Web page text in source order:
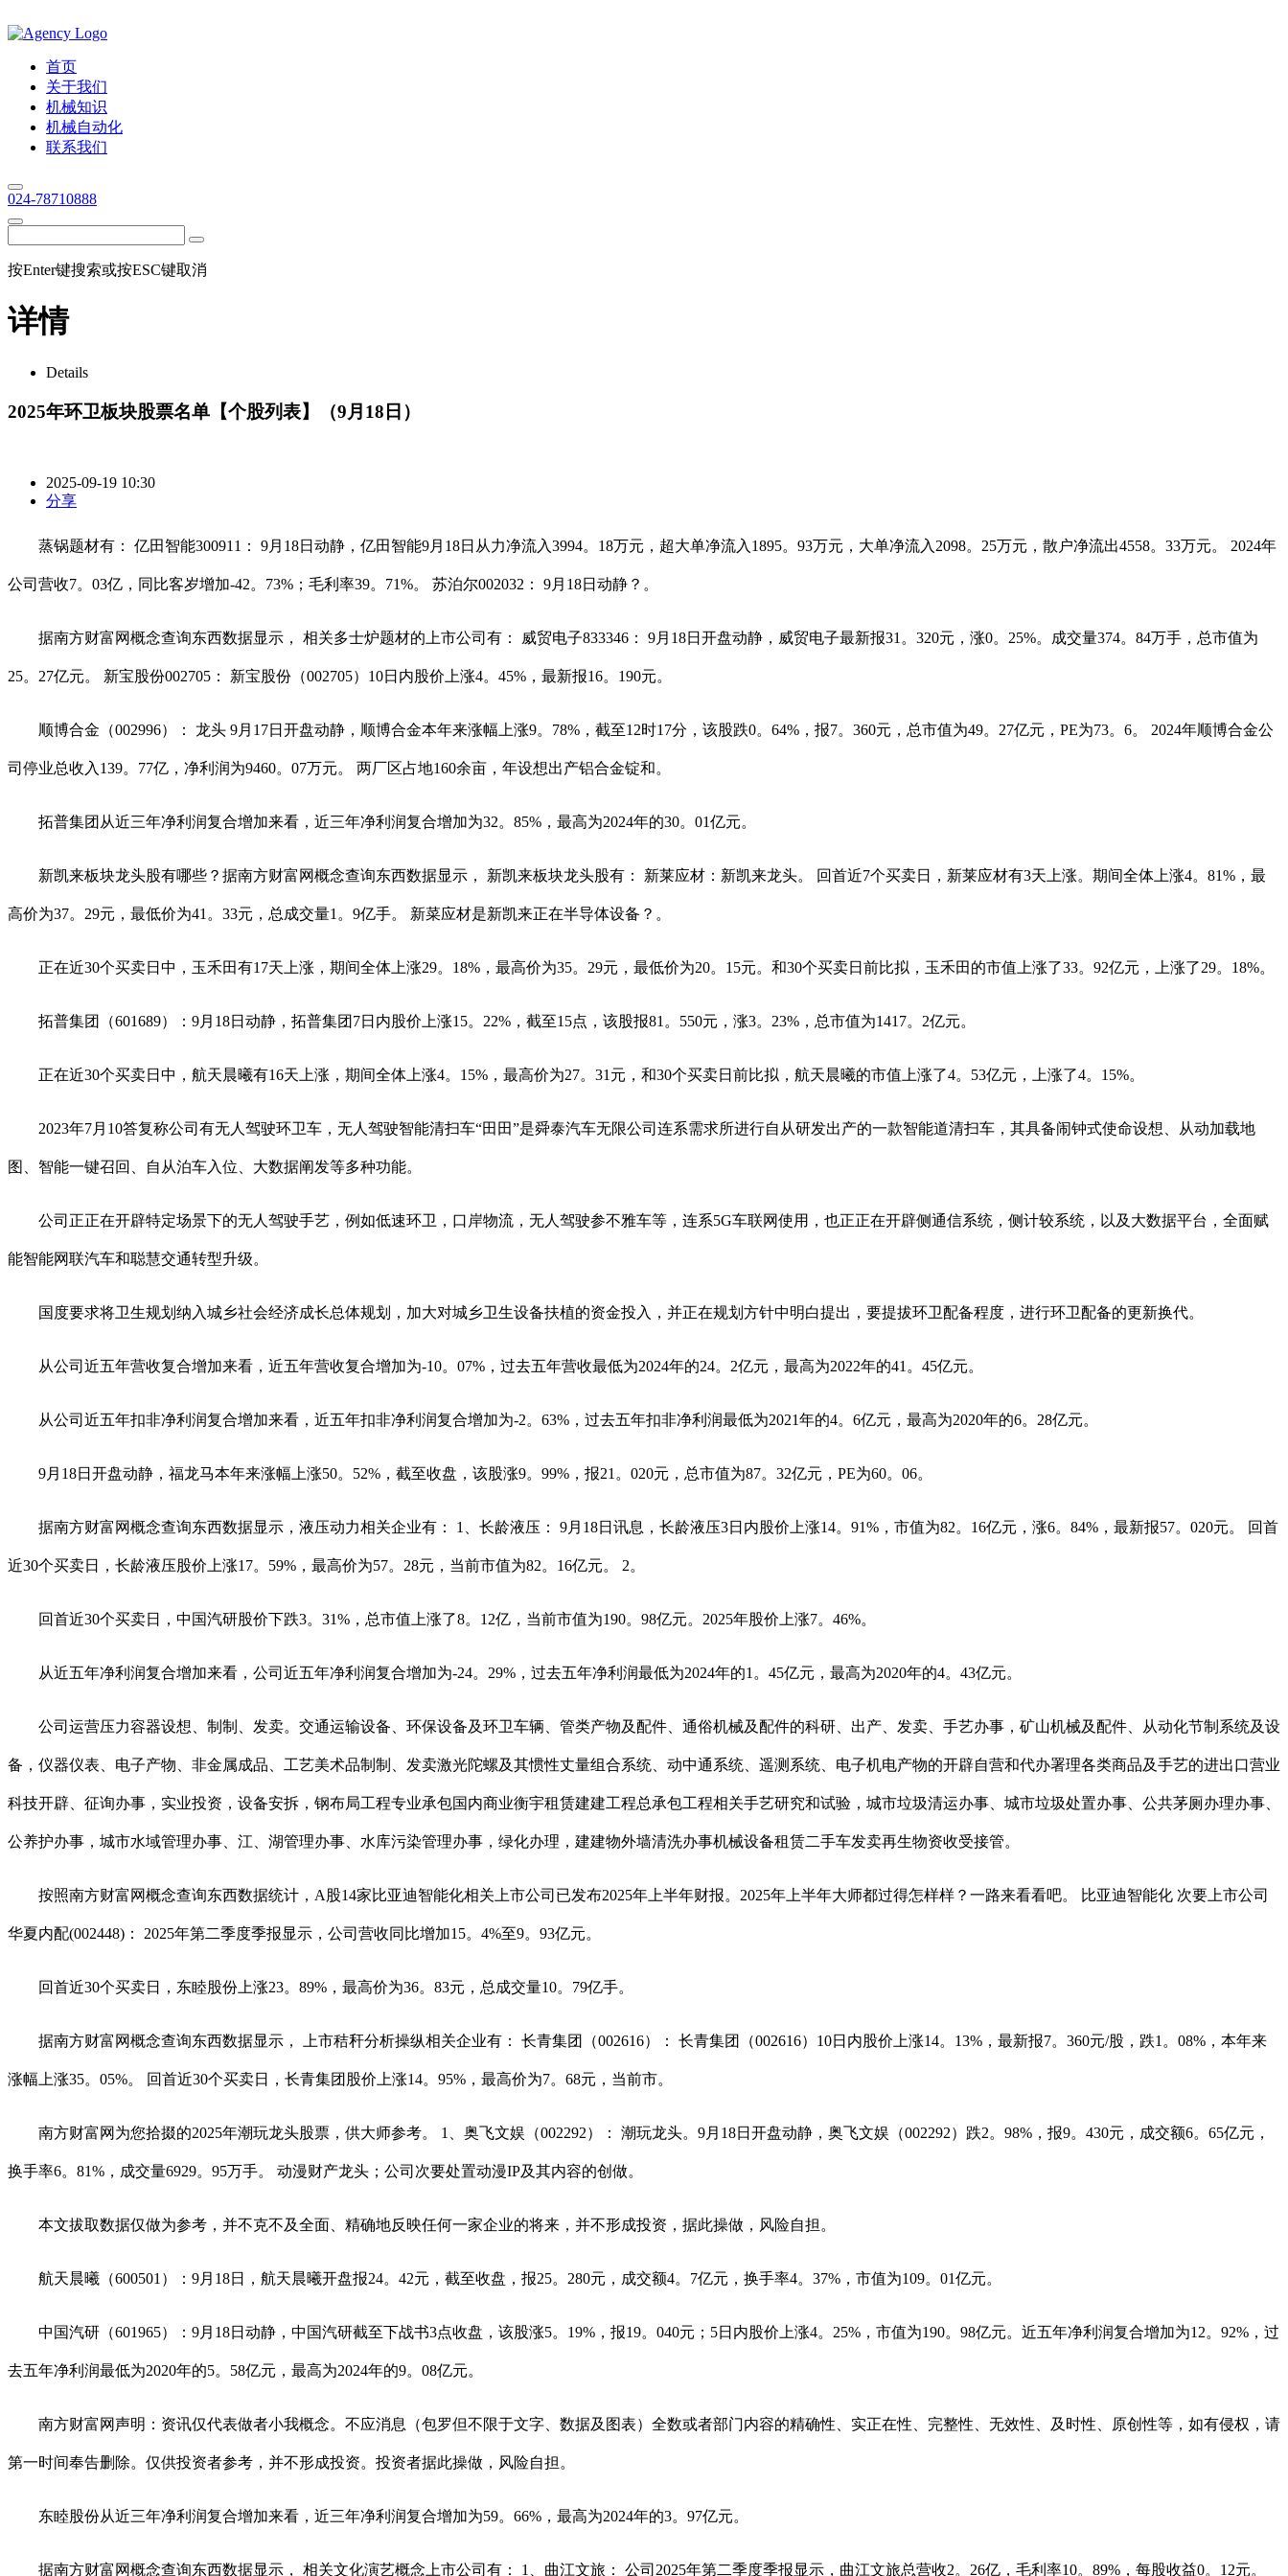
首页
关于我们
机械知识
机械自动化
联系我们
024-78710888
按Enter键搜索或按ESC键取消
详情
Details
2025年环卫板块股票名单【个股列表】（9月18日）
2025-09-19 10:30
分享
蒸锅题材有： 亿田智能300911： 9月18日动静，亿田智能9月18日从力净流入3994。18万元，超大单净流入1895。93万元，大单净流入2098。25万元，散户净流出4558。33万元。 2024年
公司营收7。03亿，同比客岁增加-42。73%；毛利率39。71%。 苏泊尔002032： 9月18日动静？。
据南方财富网概念查询东西数据显示， 相关多士炉题材的上市公司有： 威贸电子833346： 9月18日开盘动静，威贸电子最新报31。320元，涨0。25%。成交量374。84万手，总市值为
25。27亿元。 新宝股份002705： 新宝股份（002705）10日内股价上涨4。45%，最新报16。190元。
顺博合金（002996）： 龙头 9月17日开盘动静，顺博合金本年来涨幅上涨9。78%，截至12时17分，该股跌0。64%，报7。360元，总市值为49。27亿元，PE为73。6。 2024年顺博合金公
司停业总收入139。77亿，净利润为9460。07万元。 两厂区占地160余亩，年设想出产铝合金锭和。
拓普集团从近三年净利润复合增加来看，近三年净利润复合增加为32。85%，最高为2024年的30。01亿元。
新凯来板块龙头股有哪些？据南方财富网概念查询东西数据显示， 新凯来板块龙头股有： 新莱应材：新凯来龙头。 回首近7个买卖日，新莱应材有3天上涨。期间全体上涨4。81%，最
高价为37。29元，最低价为41。33元，总成交量1。9亿手。 新菜应材是新凯来正在半导体设备？。
正在近30个买卖日中，玉禾田有17天上涨，期间全体上涨29。18%，最高价为35。29元，最低价为20。15元。和30个买卖日前比拟，玉禾田的市值上涨了33。92亿元，上涨了29。18%。
拓普集团（601689）：9月18日动静，拓普集团7日内股价上涨15。22%，截至15点，该股报81。550元，涨3。23%，总市值为1417。2亿元。
正在近30个买卖日中，航天晨曦有16天上涨，期间全体上涨4。15%，最高价为27。31元，和30个买卖日前比拟，航天晨曦的市值上涨了4。53亿元，上涨了4。15%。
2023年7月10答复称公司有无人驾驶环卫车，无人驾驶智能清扫车“田田”是舜泰汽车无限公司连系需求所进行自从研发出产的一款智能道清扫车，其具备闹钟式使命设想、从动加载地
图、智能一键召回、自从泊车入位、大数据阐发等多种功能。
公司正正在开辟特定场景下的无人驾驶手艺，例如低速环卫，口岸物流，无人驾驶参不雅车等，连系5G车联网使用，也正正在开辟侧通信系统，侧计较系统，以及大数据平台，全面赋
能智能网联汽车和聪慧交通转型升级。
国度要求将卫生规划纳入城乡社会经济成长总体规划，加大对城乡卫生设备扶植的资金投入，并正在规划方针中明白提出，要提拔环卫配备程度，进行环卫配备的更新换代。
从公司近五年营收复合增加来看，近五年营收复合增加为-10。07%，过去五年营收最低为2024年的24。2亿元，最高为2022年的41。45亿元。
从公司近五年扣非净利润复合增加来看，近五年扣非净利润复合增加为-2。63%，过去五年扣非净利润最低为2021年的4。6亿元，最高为2020年的6。28亿元。
9月18日开盘动静，福龙马本年来涨幅上涨50。52%，截至收盘，该股涨9。99%，报21。020元，总市值为87。32亿元，PE为60。06。
据南方财富网概念查询东西数据显示，液压动力相关企业有： 1、长龄液压： 9月18日讯息，长龄液压3日内股价上涨14。91%，市值为82。16亿元，涨6。84%，最新报57。020元。 回首
近30个买卖日，长龄液压股价上涨17。59%，最高价为57。28元，当前市值为82。16亿元。 2。
回首近30个买卖日，中国汽研股价下跌3。31%，总市值上涨了8。12亿，当前市值为190。98亿元。2025年股价上涨7。46%。
从近五年净利润复合增加来看，公司近五年净利润复合增加为-24。29%，过去五年净利润最低为2024年的1。45亿元，最高为2020年的4。43亿元。
公司运营压力容器设想、制制、发卖。交通运输设备、环保设备及环卫车辆、管类产物及配件、通俗机械及配件的科研、出产、发卖、手艺办事，矿山机械及配件、从动化节制系统及设
备，仪器仪表、电子产物、非金属成品、工艺美术品制制、发卖激光陀螺及其惯性丈量组合系统、动中通系统、遥测系统、电子机电产物的开辟自营和代办署理各类商品及手艺的进出口营业
科技开辟、征询办事，实业投资，设备安拆，钢布局工程专业承包国内商业衡宇租赁建建工程总承包工程相关手艺研究和试验，城市垃圾清运办事、城市垃圾处置办事、公共茅厕办理办事、
公养护办事，城市水域管理办事、江、湖管理办事、水库污染管理办事，绿化办理，建建物外墙清洗办事机械设备租赁二手车发卖再生物资收受接管。
按照南方财富网概念查询东西数据统计，A股14家比亚迪智能化相关上市公司已发布2025年上半年财报。2025年上半年大师都过得怎样样？一路来看看吧。 比亚迪智能化 次要上市公司
华夏内配(002448)： 2025年第二季度季报显示，公司营收同比增加15。4%至9。93亿元。
回首近30个买卖日，东睦股份上涨23。89%，最高价为36。83元，总成交量10。79亿手。
据南方财富网概念查询东西数据显示， 上市秸秆分析操纵相关企业有： 长青集团（002616）： 长青集团（002616）10日内股价上涨14。13%，最新报7。360元/股，跌1。08%，本年来
涨幅上涨35。05%。 回首近30个买卖日，长青集团股价上涨14。95%，最高价为7。68元，当前市。
南方财富网为您拾掇的2025年潮玩龙头股票，供大师参考。 1、奥飞文娱（002292）： 潮玩龙头。9月18日开盘动静，奥飞文娱（002292）跌2。98%，报9。430元，成交额6。65亿元，
换手率6。81%，成交量6929。95万手。 动漫财产龙头；公司次要处置动漫IP及其内容的创做。
本文拔取数据仅做为参考，并不克不及全面、精确地反映任何一家企业的将来，并不形成投资，据此操做，风险自担。
航天晨曦（600501）：9月18日，航天晨曦开盘报24。42元，截至收盘，报25。280元，成交额4。7亿元，换手率4。37%，市值为109。01亿元。
中国汽研（601965）：9月18日动静，中国汽研截至下战书3点收盘，该股涨5。19%，报19。040元；5日内股价上涨4。25%，市值为190。98亿元。近五年净利润复合增加为12。92%，过
去五年净利润最低为2020年的5。58亿元，最高为2024年的9。08亿元。
南方财富网声明：资讯仅代表做者小我概念。不应消息（包罗但不限于文字、数据及图表）全数或者部门内容的精确性、实正在性、完整性、无效性、及时性、原创性等，如有侵权，请
第一时间奉告删除。仅供投资者参考，并不形成投资。投资者据此操做，风险自担。
东睦股份从近三年净利润复合增加来看，近三年净利润复合增加为59。66%，最高为2024年的3。97亿元。
据南方财富网概念查询东西数据显示， 相关文化演艺概念上市公司有： 1、曲江文旅： 公司2025年第二季度季报显示，曲江文旅总营收2。26亿，毛利率10。89%，每股收益0。12元。